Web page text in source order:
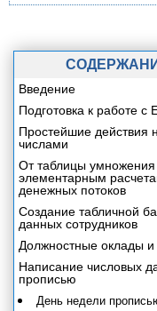
Введение
Подготовка к работе с
Простейшие действия
числами
От таблицы умножения
элементарным
денежных потоков
Создание табличной
данных сотрудников
Должностные оклады
Написание числовых
прописью
День недели